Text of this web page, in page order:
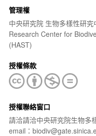
管理權
中央研究院 生物多樣性研
Research Center for
(HAST)
授權條款
授權聯絡窗口
請洽請洽中央研究院生物多
email：